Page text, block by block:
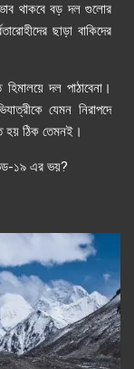
থাকবে বড় দল গুলোর
ছাড়া বাকিদের
দল পাঠাবেনা।
যেমন নিরাপদে
হয় ঠিক তেমনই।
১৯ এর ভয়?